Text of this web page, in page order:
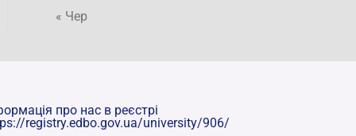
« Чер
про нас в реєстрі
registry.edbo.gov.ua/university/906/